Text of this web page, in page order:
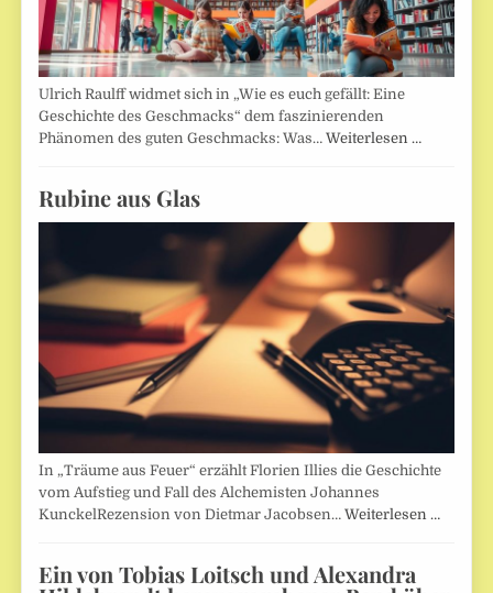
Ulrich Raulff widmet sich in „Wie es euch gefällt: Eine
Geschichte des Geschmacks“ dem faszinierenden
Phänomen des guten Geschmacks: Was…Weiterlesen …
Rubine aus Glas
In „Träume aus Feuer“ erzählt Florien Illies die Geschichte
vom Aufstieg und Fall des Alchemisten Johannes
KunckelRezension von Dietmar Jacobsen…Weiterlesen …
Ein von Tobias Loitsch und Alexandra